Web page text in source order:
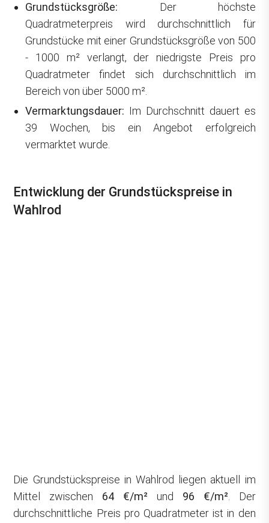
Grundstücksgröße: Der höchste
Quadratmeterpreis wird durchschnittlich für
Grundstücke mit einer Grundstücksgröße von 500
- 1000 m² verlangt, der niedrigste Preis pro
Quadratmeter findet sich durchschnittlich im
Bereich von über 5000 m².
Vermarktungsdauer: Im Durchschnitt dauert es
39 Wochen, bis ein Angebot erfolgreich
vermarktet wurde.
Entwicklung der Grundstückspreise in
Wahlrod
Die Grundstückspreise in Wahlrod liegen aktuell im
Mittel zwischen 64 €/m² und 96 €/m² . Der
durchschnittliche Preis pro Quadratmeter ist in den